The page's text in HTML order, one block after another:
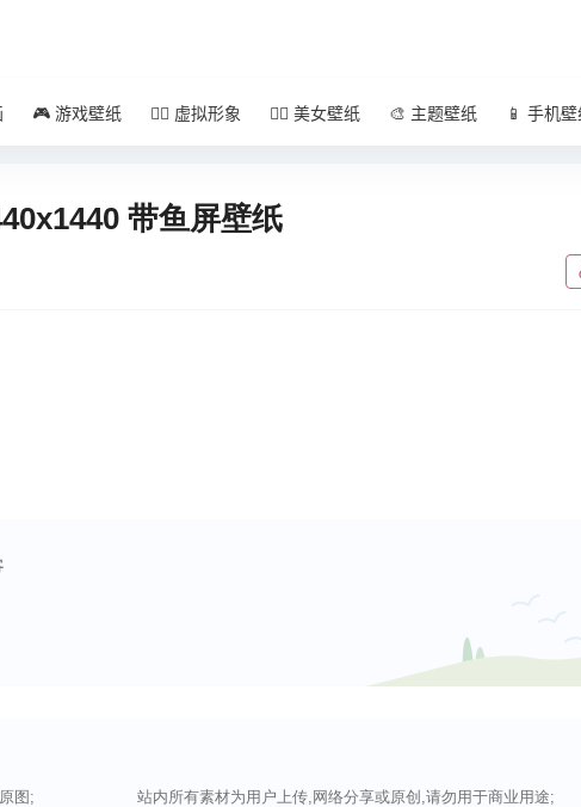
🎮 游戏壁纸 🧚‍♀️ 虚拟形象 🧜‍♀️ 美女壁纸 🎨 主题壁纸 📱 手机
带鱼屏壁纸
图;
站内所有素材为用户上传,网络分享或原创,请勿用于商业用途;